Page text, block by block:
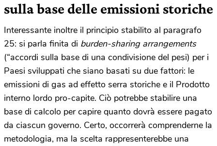
sulla base delle emissioni storiche
Interessante inoltre il principio stabilito al paragrafo
25: si parla finita di burden-sharing arrangements
(“accordi sulla base di una condivisione del pesi) per i
Paesi sviluppati che siano basati su due fattori: le
emissioni di gas ad effetto serra storiche e il Prodotto
interno lordo pro-capite. Ciò potrebbe stabilire una
base di calcolo per capire quanto dovrà essere pagato
da ciascun governo. Certo, occorrerà comprenderne la
metodologia, ma la scelta rappresenterebbe una